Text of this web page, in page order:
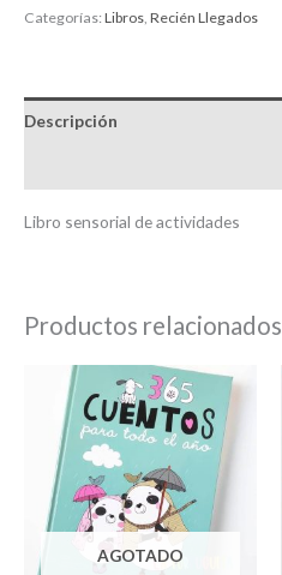
Categorías:Libros, Recién Llegados
Descripción
Libro sensorial de actividades
Productos relacionados
AGOTADO